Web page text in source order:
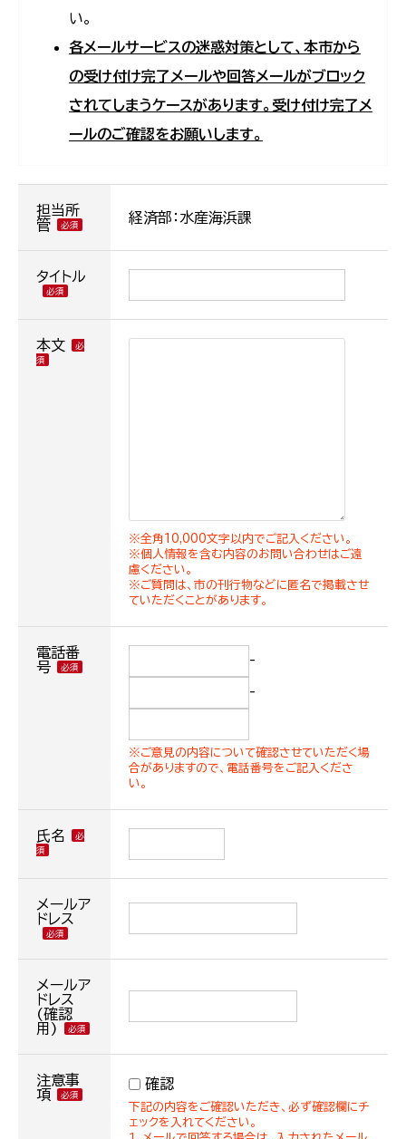
い。
各メールサービスの迷惑対策として、本市から
の受け付け完了メールや回答メールがブロック
されてしまうケースがあります。受け付け完了メ
ールのご確認をお願いします。
担当所
管
経済部：水産海浜課
タイトル
本文
※全角10,000文字以内でご記入ください。
※個人情報を含む内容のお問い合わせはご遠
慮ください。
※ご質問は、市の刊行物などに匿名で掲載させ
ていただくことがあります。
電話番
号
-
-
※ご意見の内容について確認させていただく場
合がありますので、電話番号をご記入くださ
い。
氏名
メールア
ドレス
メールア
ドレス
(確認
用)
注意事
項
確認
下記の内容をご確認いただき、必ず確認欄にチ
ェックを入れてください。